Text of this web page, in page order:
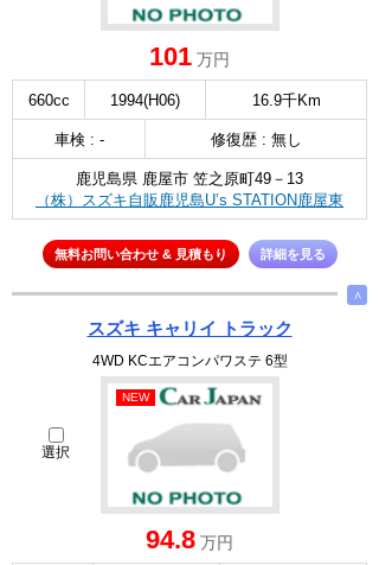
101 万円
660cc 1994(H06) 16.9千Km
車検 : - 修復歴 : 無し
鹿児島県 鹿屋市 笠之原町49－13
（株）スズキ自販鹿児島U’s STATION鹿屋東
無料お問い合わせ & 見積もり 詳細を見る
∧
スズキ キャリイ トラック
4WD KCエアコンパワステ 6型
選択
NEW
94.8 万円